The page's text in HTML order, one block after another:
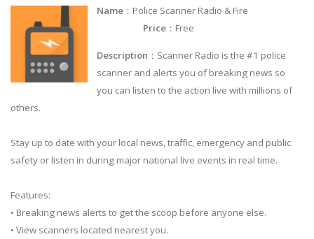
Name ：Police Scanner Radio & Fire
Price ：Free
Description ：Scanner Radio is the #1 police
scanner and alerts you of breaking news so
you can listen to the action live with millions of
others.
Stay up to date with your local news, traffic, emergency and public
safety or listen in during major national live events in real time.
Features:
• Breaking news alerts to get the scoop before anyone else.
• View scanners located nearest you.